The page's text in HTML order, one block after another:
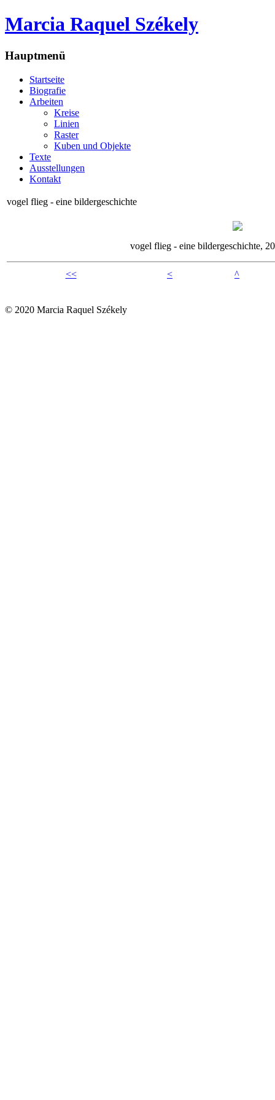
Marcia Raquel Székely
Hauptmenü
Startseite
Biografie
Arbeiten
Kreise
Linien
Raster
Kuben und Objekte
Texte
Ausstellungen
Kontakt
vogel flieg - eine bildergeschichte
vogel flieg - eine bildergeschichte,
<< < ^
© 2020 Marcia Raquel Székely